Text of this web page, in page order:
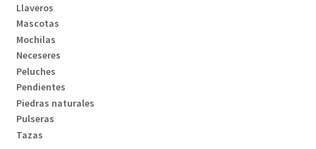
Llaveros
Mascotas
Mochilas
Neceseres
Peluches
Pendientes
Piedras naturales
Pulseras
Tazas